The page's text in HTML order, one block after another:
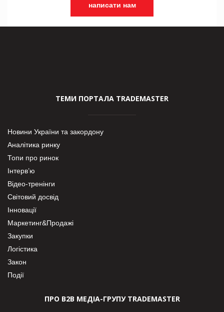
написати нам
ТЕМИ ПОРТАЛА TRADEMASTER
Новини України та закордону
Аналітика ринку
Топи про ринок
Інтерв’ю
Відео-тренінги
Світовий досвід
Інновації
Маркетинг&Продажі
Закупки
Логістика
Закон
Події
ПРО В2В МЕДІА-ГРУПУ TRADEMASTER